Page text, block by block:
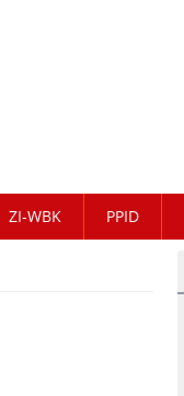
ZI-WBK PPID